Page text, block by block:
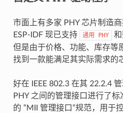
市面上有多家 PHY 芯片制造
ESP-IDF 现已支持
通用 PHY
和
但是由于价格、功能、库存等
找到一款能满足其实际需求的
好在 IEEE 802.3 在其 22.2.4
PHY 之间的管理接口进行了
的 ”MII 管理接口”规范，用于